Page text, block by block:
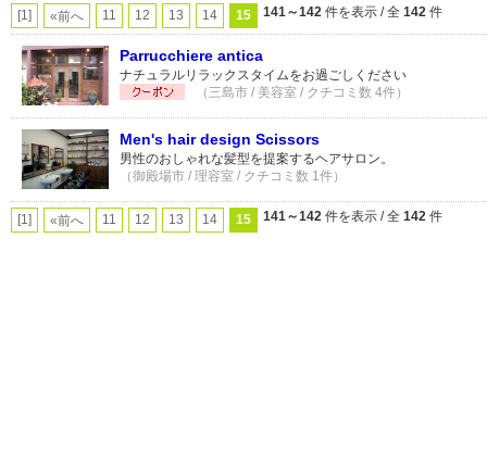
[1] «前へ 11 12 13 14 15 141～142 件を表示 / 全 142 件
Parrucchiere antica
ナチュラルリラックスタイムをお過ごしください
（三島市 / 美容室 / クチコミ数 4件）
Men's hair design Scissors
男性のおしゃれな髪型を提案するヘアサロン。
（御殿場市 / 理容室 / クチコミ数 1件）
[1] «前へ 11 12 13 14 15 141～142 件を表示 / 全 142 件